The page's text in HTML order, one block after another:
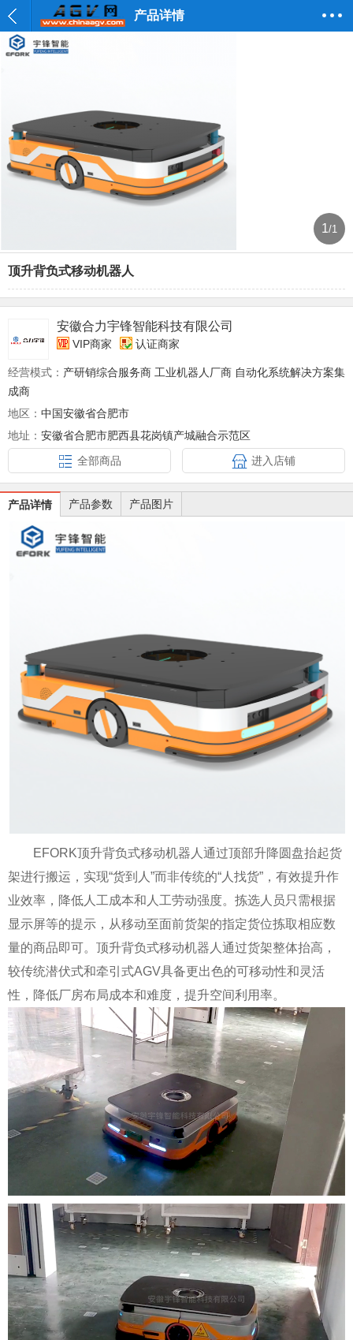
产品详情
1/1
顶升背负式移动机器人
安徽合力宇锋智能科技有限公司
VIP商家 认证商家
经营模式： 产研销综合服务商 工业机器人厂商 自动化系统解决方案集
成商
地区： 中国安徽省合肥市
地址： 安徽省合肥市肥西县花岗镇产城融合示范区
全部商品
进入店铺
产品详情 产品参数 产品图片
EFORK顶升背负式移动机器人通过顶部升降圆盘抬起货
架进行搬运，实现“货到人”而非传统的“人找货”，有效提升作
业效率，降低人工成本和人工劳动强度。拣选人员只需根据
显示屏等的提示，从移动至面前货架的指定货位拣取相应数
量的商品即可。顶升背负式移动机器人通过货架整体抬高，
较传统潜伏式和牵引式AGV具备更出色的可移动性和灵活
性，降低厂房布局成本和难度，提升空间利用率。